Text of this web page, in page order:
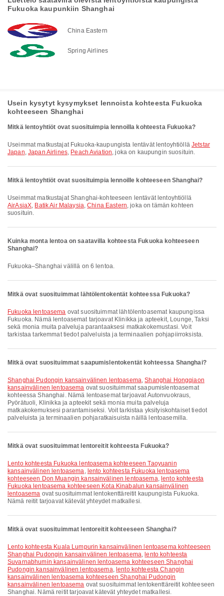
Fukuoka kaupunkiin Shanghai
China Eastern
Spring Airlines
Usein kysytyt kysymykset lennoista kohteesta Fukuoka
kohteeseen Shanghai
Mitkä lentoyhtiöt ovat suosituimpia lennoilla kohteesta Fukuoka?
Useimmat matkustajat Fukuoka-kaupungista lentävät lentoyhtiöllä Jetstar
Japan, Japan Airlines, Peach Aviation, joka on kaupungin suosituin.
Mitkä lentoyhtiöt ovat suosituimpia lennoille kohteeseen Shanghai?
Useimmat matkustajat Shanghai-kohteeseen lentävät lentoyhtiöllä
AirAsiaX, Batik Air Malaysia,China Eastern, joka on tämän kohteen
suosituin.
Kuinka monta lentoa on saatavilla kohteesta Fukuoka kohteeseen
Shanghai?
Fukuoka–Shanghai välillä on 6 lentoa.
Mitkä ovat suosituimmat lähtölentokentät kohteessa Fukuoka?
Fukuoka lentoasema ovat suosituimmat lähtölentoasemat kaupungissa
Fukuoka. Nämä lentoasemat tarjoavat Klinikka ja apteekit, Lounge, Taksi
sekä monia muita palveluja parantaaksesi matkakokemustasi. Voit
tarkistaa tarkemmat tiedot palveluista ja terminaalien pohjapiirroksista.
Mitkä ovat suosituimmat saapumislentokentät kohteessa Shanghai?
Shanghai Pudongin kansainvälinen lentoasema,Shanghai Hongqiaon
kansainvälinen lentoasema ovat suosituimmat saapumislentoasemat
kohteessa Shanghai. Nämä lentoasemat tarjoavat Autonvuokraus,
Pyörätuoli, Klinikka ja apteekit sekä monia muita palveluja
matkakokemuksesi parantamiseksi. Voit tarkistaa yksityiskohtaiset tiedot
palveluista ja terminaalien pohjaratkaisuista näillä lentoasemilla.
Mitkä ovat suosituimmat lentoreitit kohteesta Fukuoka?
lento kohteesta Fukuoka lentoasema kohteeseen Taoyuanin
kansainvälinen lentoasema, lento kohteesta Fukuoka lentoasema
kohteeseen Don Muangin kansainvälinen lentoasema, lento kohteesta
Fukuoka lentoasema kohteeseen Kota Kinabalun kansainvälinen
lentoasema ovat suosituimmat lentokenttäreitit kaupungista Fukuoka.
Nämä reitit tarjoavat kätevät yhteydet matkallesi.
Mitkä ovat suosituimmat lentoreitit kohteeseen Shanghai?
lento kohteesta Kuala Lumpurin kansainvälinen lentoasema kohteeseen
Shanghai Pudongin kansainvälinen lentoasema, lento kohteesta
Suvarnabhumin kansainvälinen lentoasema kohteeseen Shanghai
Pudongin kansainvälinen lentoasema, lento kohteesta Changin
kansainvälinen lentoasema kohteeseen Shanghai Pudongin
kansainvälinen lentoasema ovat suosituimmat lentokenttäreitit kohteeseen
Shanghai. Nämä reitit tarjoavat kätevät yhteydet matkallesi.